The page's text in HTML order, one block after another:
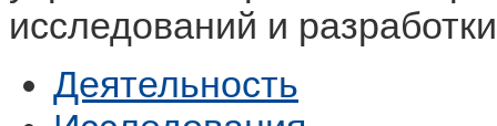
исследований и
Деятельность